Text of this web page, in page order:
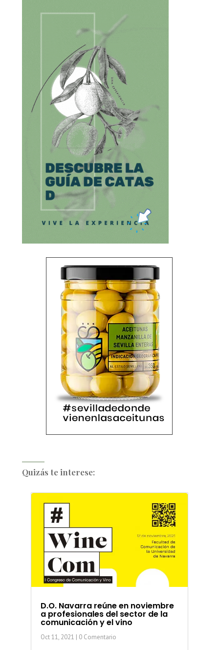
Quizás te interese:
D.O. Navarra reúne en noviembre
a profesionales del sector de la
comunicación y el vino
Oct 11, 2021 | 0 Comentario